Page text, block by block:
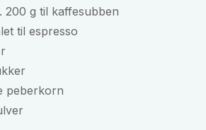
200 g til kaffesubben
til espresso
peberkorn